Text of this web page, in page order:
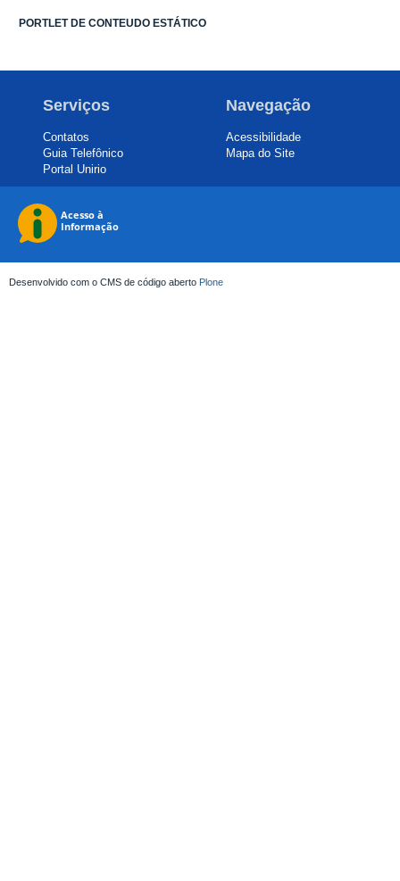
PORTLET DE CONTEUDO ESTÁTICO
Serviços
Contatos
Guia Telefônico
Portal Unirio
Navegação
Acessibilidade
Mapa do Site
Desenvolvido com o CMS de código aberto Plone